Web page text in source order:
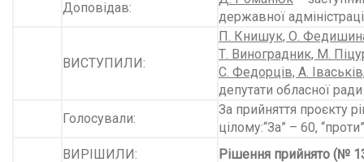
Доповідав:
державної
ВИСТУПИЛИ:
П. Книшук, О.
Т. Виноградник, М.
С. Федорців, А.
депутати обласної ради
Голосували:
За прийняття проєкту
цілому:“За” – 60,
ВИРІШИЛИ:
Рішення прийнято (№